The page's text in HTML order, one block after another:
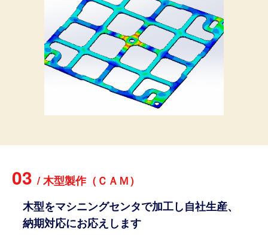
03 /木型製作（ Ｃ Ａ Ｍ）
木型をマシニングセンタで加工し自社生産、
納期対応にお応えします